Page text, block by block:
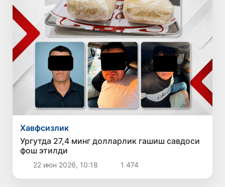
Хавфсизлик
Ургутда 27,4 минг долларлик гашиш савдоси
фош этилди
22 июн 2026, 10:18 1 474